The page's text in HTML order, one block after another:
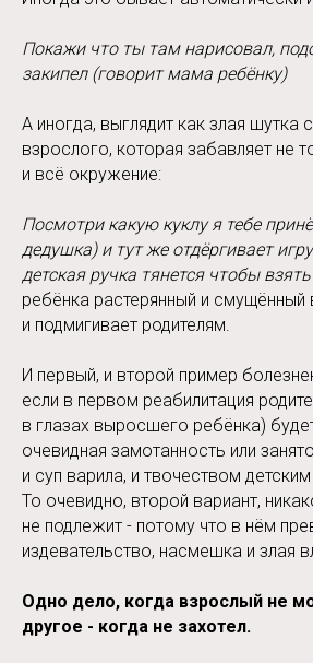
Покажи что ты там нарисовал,
закипел (говорит мама ребёнку)
А иногда, выглядит как злая шутка
взрослого, которая забавляет не
и всё окружение:
Посмотри какую куклу я тебе
дедушка) и тут же отдёргивает
детская ручка тянется чтобы
ребёнка растерянный и смущённый
и подмигивает родителям.
И первый, и второй пример
если в первом реабилитация
в глазах выросшего ребёнка)
очевидная замотанность или
и суп варила, и твочеством
То очевидно, второй вариант,
не подлежит - потому что в нём
издевательство, насмешка и злая
Одно дело, когда взрослый не
другое - когда не захотел.